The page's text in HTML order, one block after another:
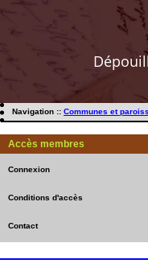
Navigation :: Communes et
Accès membres
Connexion
Conditions d'accès
Contact